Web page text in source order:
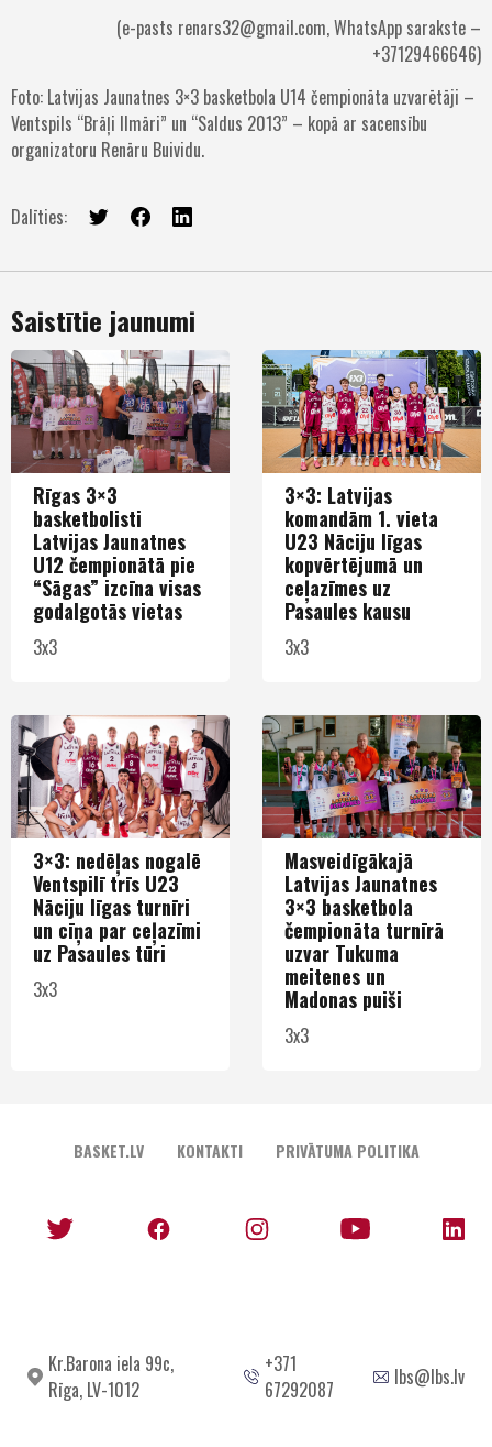
(e-pasts renars32@gmail.com, WhatsApp sarakste –
+37129466646)
Foto: Latvijas Jaunatnes 3×3 basketbola U14 čempionāta uzvarētāji –
Ventspils “Brāļi Ilmāri” un “Saldus 2013” – kopā ar sacensību
organizatoru Renāru Buividu.
Dalīties:
Saistītie jaunumi
Rīgas 3×3
basketbolisti
Latvijas Jaunatnes
U12 čempionātā pie
“Sāgas” izcīna visas
godalgotās vietas
3x3
3×3: Latvijas
komandām 1. vieta
U23 Nāciju līgas
kopvērtējumā un
ceļazīmes uz
Pasaules kausu
3x3
3×3: nedēļas nogalē
Ventspilī trīs U23
Nāciju līgas turnīri
un cīņa par ceļazīmi
uz Pasaules tūri
3x3
Masveidīgākajā
Latvijas Jaunatnes
3×3 basketbola
čempionāta turnīrā
uzvar Tukuma
meitenes un
Madonas puiši
3x3
BASKET.LV KONTAKTI PRIVĀTUMA POLITIKA
Kr.Barona iela 99c,
Rīga, LV-1012
+371
67292087
lbs@lbs.lv